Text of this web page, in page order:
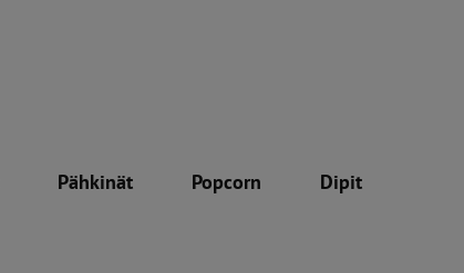
Pähkinät Popcorn
Dipit